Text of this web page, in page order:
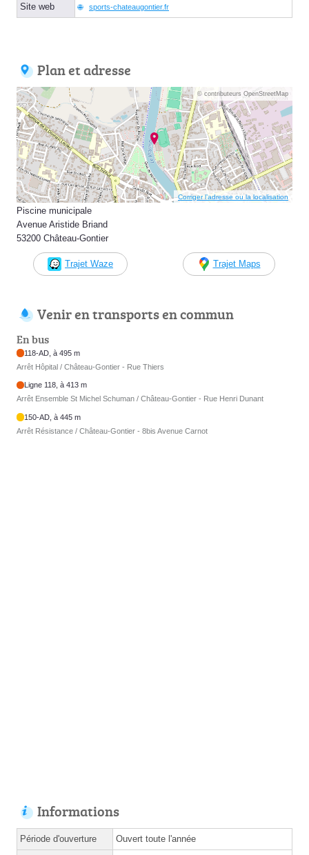
Site web sports-chateaugontier.fr
Plan et adresse
© contributeurs OpenStreetMap
Corriger l’adresse ou la localisation
Piscine municipale
Avenue Aristide Briand
53200 Château-Gontier
Trajet Waze Trajet Maps
Venir en transports en commun
En bus
118-AD, à 495 m
Arrêt Hôpital / Château-Gontier - Rue Thiers
Ligne 118, à 413 m
Arrêt Ensemble St Michel Schuman / Château-Gontier - Rue Henri Dunant
150-AD, à 445 m
Arrêt Résistance / Château-Gontier - 8bis Avenue Carnot
Informations
Période d'ouverture Ouvert toute l'année